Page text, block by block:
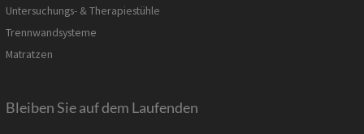
Untersuchungs- & Therapiestühle
Trennwandsysteme
Matratzen
Bleiben Sie auf dem Laufenden